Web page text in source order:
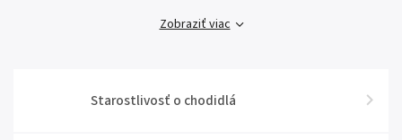
Zobraziť viac
Starostlivosť o chodidlá